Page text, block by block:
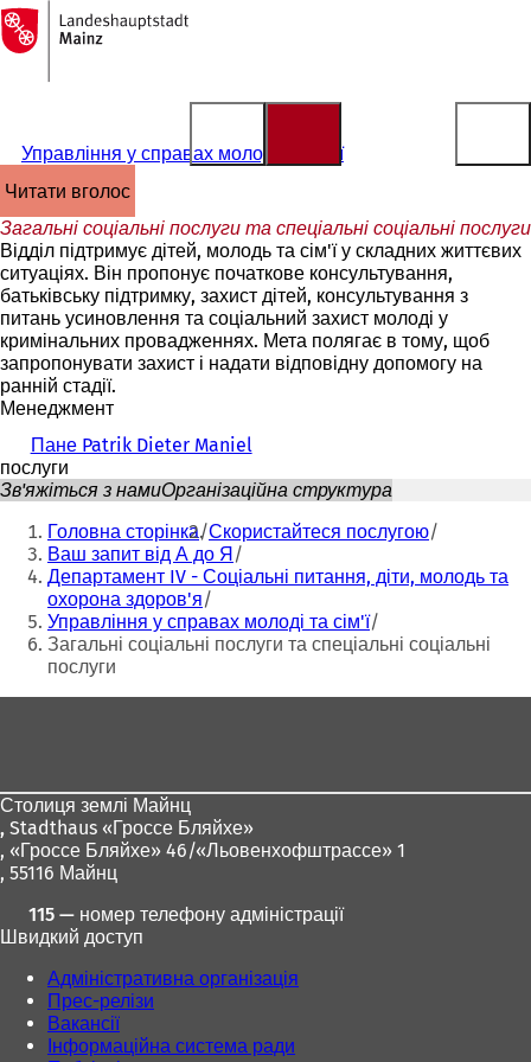
Перейти до змісту
На
головну
сторінку
Управління у справах молоді та сім'ї
читати вголос
Загальні соціальні послуги та спеціальні соціальні послуги
Відділ підтримує дітей, молодь та сім'ї у складних життєвих
ситуаціях. Він пропонує початкове консультування,
батьківську підтримку, захист дітей, консультування з
питань усиновлення та соціальний захист молоді у
кримінальних провадженнях. Мета полягає в тому, щоб
запропонувати захист і надати відповідну допомогу на
ранній стадії.
Менеджмент
Пане Patrik Dieter Maniel
послуги
Зв'яжіться з намиОрганізаційна структура
Ти
тут:
Головна сторінка Скористайтеся послугою
Ваш запит від А до Я
Департамент IV - Соціальні питання, діти, молодь та
охорона здоров'я
Управління у справах молоді та сім'ї
Загальні соціальні послуги та спеціальні соціальні
послуги
Столиця землі Майнц
, Stadthaus «Гроссе Бляйхе»
, «Гроссе Бляйхе» 46/«Льовенхофштрассе» 1
, 55116 Майнц
115 — номер телефону адміністрації
Швидкий доступ
Адміністративна організація
Прес-релізи
Вакансії
Інформаційна система ради